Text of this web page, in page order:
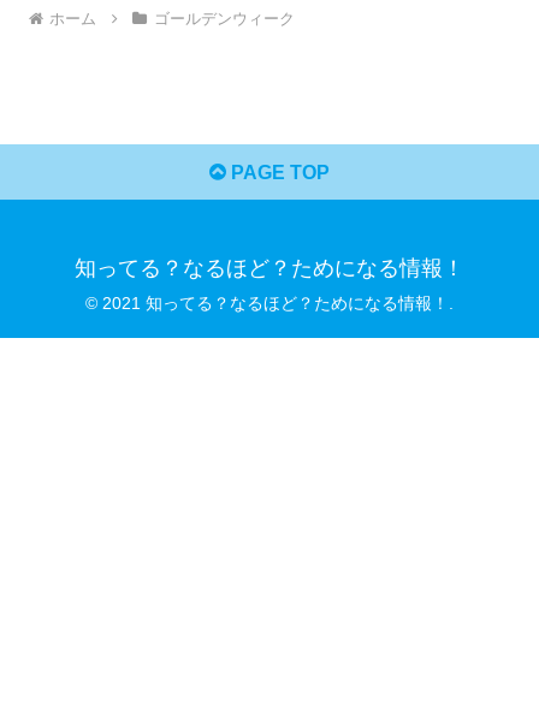
ホーム ゴールデンウィーク
PAGE TOP
知ってる？なるほど？ためになる情報！
© 2021 知ってる？なるほど？ためになる情報！.